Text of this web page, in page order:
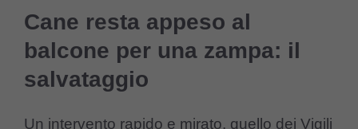
Cane resta appeso al
balcone per una zampa: il
salvataggio
Un intervento rapido e mirato, quello dei Vigili